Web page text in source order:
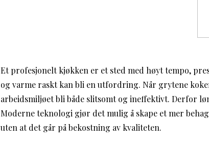
Et profesjonelt kjøkken er et sted med høyt tempo,
og varme raskt kan bli en utfordring. Når grytene
arbeidsmiljøet bli både slitsomt og ineffektivt. Derfor
Moderne teknologi gjør det mulig å skape et mer
uten at det går på bekostning av kvaliteten.